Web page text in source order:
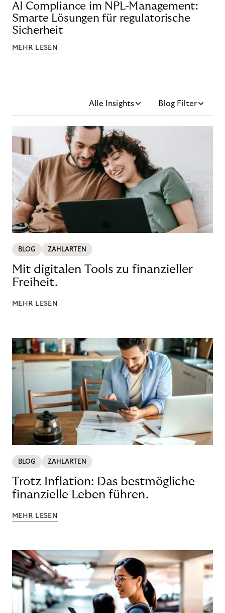
AI Compliance im NPL-Management:
Smarte Lösungen für regulatorische
Sicherheit
MEHR LESEN
Alle Insights Blog Filter
BLOG ZAHLARTEN
Mit digitalen Tools zu finanzieller
Freiheit.
MEHR LESEN
BLOG ZAHLARTEN
Trotz Inflation: Das bestmögliche
finanzielle Leben führen.
MEHR LESEN